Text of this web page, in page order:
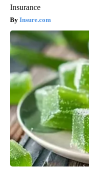
Insurance
Insure.com